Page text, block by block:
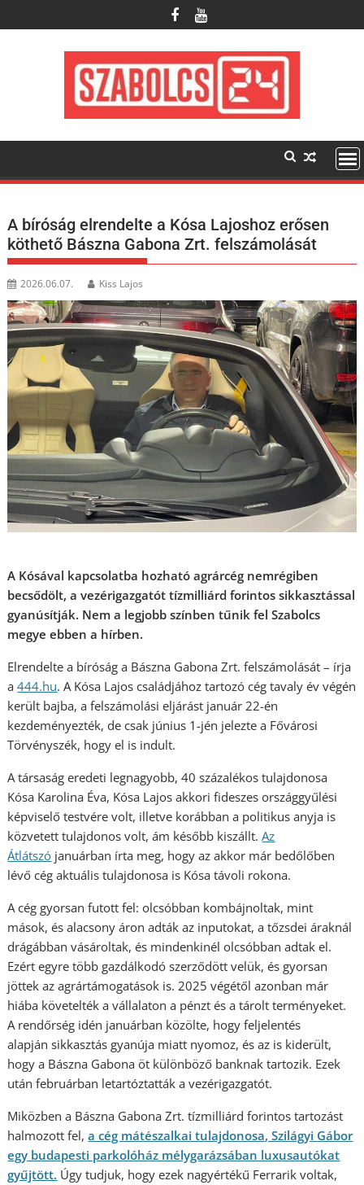
to
A bíróság elrendelte a Kósa Lajoshoz erősen
köthető Bászna Gabona Zrt. felszámolását
2026.06.07. Kiss Lajos
A Kósával kapcsolatba hozható agrárcég nemrégiben
becsődölt, a vezérigazgatót tízmilliárd forintos sikkasztással
gyanúsítják. Nem a legjobb színben tűnik fel Szabolcs
megye ebben a hírben.
Elrendelte a bíróság a Bászna Gabona Zrt. felszámolását – írja
a444.hu. A Kósa Lajos családjához tartozó cég tavaly év végén
került bajba, a felszámolási eljárást január 22-én
kezdeményezték, de csak június 1-jén jelezte a Fővárosi
Törvényszék, hogy el is indult.
A társaság eredeti legnagyobb, 40 százalékos tulajdonosa
Kósa Karolina Éva, Kósa Lajos akkori fideszes országgyűlési
képviselő testvére volt, illetve korábban a politikus anyja is
közvetett tulajdonos volt, ám később kiszállt.Az
Átlátszó januárban írta meg, hogy az akkor már bedőlőben
lévő cég aktuális tulajdonosa is Kósa távoli rokona.
A cég gyorsan futott fel: olcsóbban kombájnoltak, mint
mások, és alacsony áron adták az inputokat, a tőzsdei áraknál
drágábban vásároltak, és mindenkinél olcsóbban adtak el.
Ezért egyre több gazdálkodó szerződött velük, és gyorsan
jöttek az agrártámogatások is. 2025 végétől azonban már
hiába követelték a vállalaton a pénzt és a tárolt terményeket.
A rendőrség idén januárban közölte, hogy feljelentés
alapján sikkasztás gyanúja miatt nyomoz, és az is kiderült,
hogy a Bászna Gabona öt különböző banknak tartozik. Ezek
után februárban letartóztatták a vezérigazgatót.
Miközben a Bászna Gabona Zrt. tízmilliárd forintos tartozást
halmozott fel,a cég mátészalkai tulajdonosa, Szilágyi Gábor
egy budapesti parkolóház mélygarázsában luxusautókat
gyűjtött. Úgy tudjuk, hogy ezek nagyértékű Ferrarik voltak,